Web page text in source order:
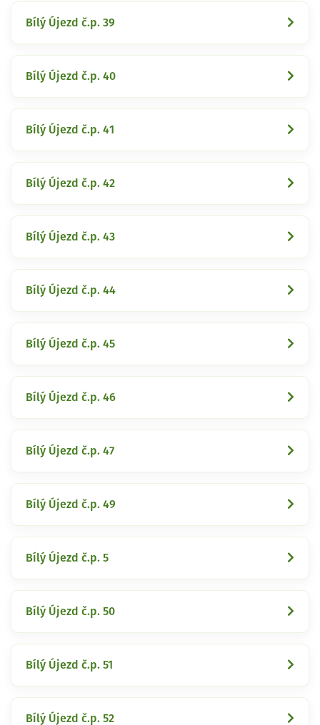
Bílý Újezd č.p. 39
Bílý Újezd č.p. 40
Bílý Újezd č.p. 41
Bílý Újezd č.p. 42
Bílý Újezd č.p. 43
Bílý Újezd č.p. 44
Bílý Újezd č.p. 45
Bílý Újezd č.p. 46
Bílý Újezd č.p. 47
Bílý Újezd č.p. 49
Bílý Újezd č.p. 5
Bílý Újezd č.p. 50
Bílý Újezd č.p. 51
Bílý Újezd č.p. 52